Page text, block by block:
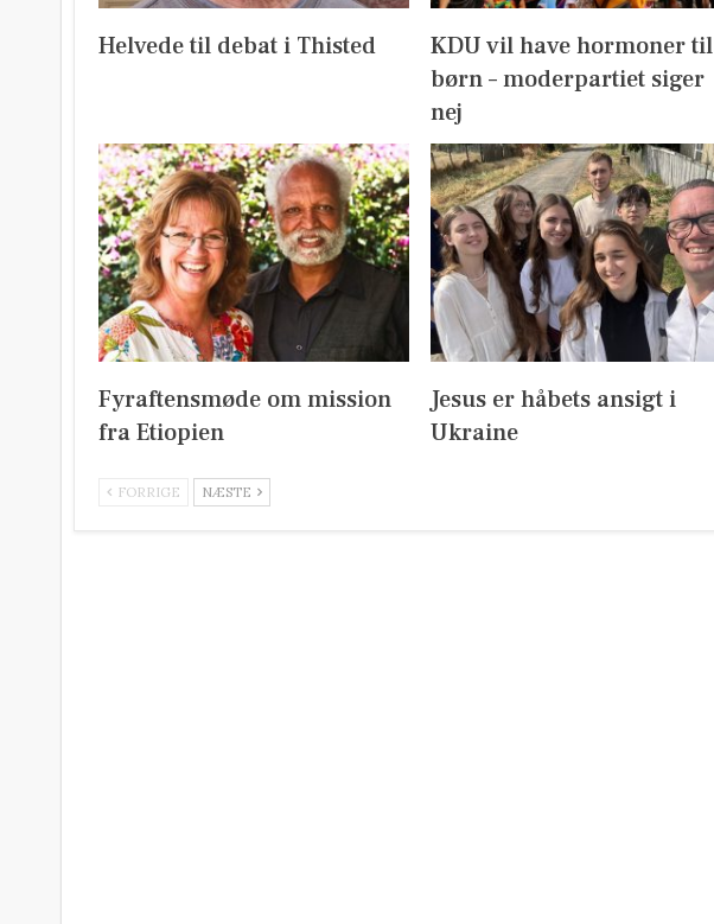
Helvede til debat i Thisted
KDU vil have hormoner til
børn – moderpartiet siger
nej
Fyraftensmøde om mission
fra Etiopien
Jesus er håbets ansigt i
Ukraine
FORRIGE NÆSTE